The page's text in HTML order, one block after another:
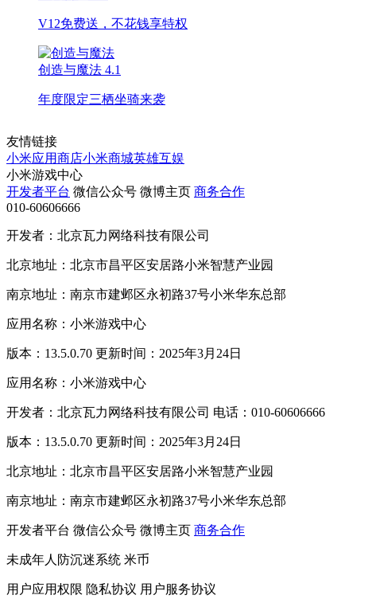
V12免费送，不花钱享特权
创造与魔法 4.1
年度限定三栖坐骑来袭
友情链接
小米应用商店小米商城英雄互娱
小米游戏中心
开发者平台 微信公众号 微博主页 商务合作
010-60606666
开发者：北京瓦力网络科技有限公司
北京地址：北京市昌平区安居路小米智慧产业园
南京地址：南京市建邺区永初路37号小米华东总部
应用名称：小米游戏中心
版本：13.5.0.70 更新时间：2025年3月24日
应用名称：小米游戏中心
开发者：北京瓦力网络科技有限公司 电话：010-60606666
版本：13.5.0.70 更新时间：2025年3月24日
北京地址：北京市昌平区安居路小米智慧产业园
南京地址：南京市建邺区永初路37号小米华东总部
开发者平台 微信公众号 微博主页 商务合作
未成年人防沉迷系统 米币
用户应用权限 隐私协议 用户服务协议